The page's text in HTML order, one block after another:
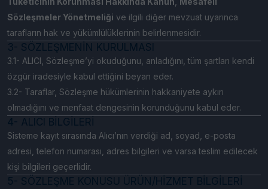
Sözleşmeler Yönetmeliği ve ilgili diğer mevzuat uyarınca
tarafların hak ve yükümlülüklerinin belirlenmesidir.
3- SÖZLEŞMENİN KURULMASI
3.1- ALICI, Sözleşme’yi okuduğunu, anladığını, tüm şartları kendi
özgür iradesiyle kabul ettiğini beyan eder.
3.2- Taraflar, Sözleşme hükümlerinin hakkaniyete aykırı
olmadığını ve menfaat dengesinin korunduğunu kabul eder.
4- ALICI BİLGİLERİ
Sisteme kayıt sırasında Alıcı’nın verdiği ad, soyad, e-posta
adresi, telefon numarası, adres bilgileri ve varsa teslim edilecek
kişi bilgileri geçerlidir.
5- SÖZLEŞME KONUSU ÜRÜN/HİZMET BİLGİLERİ